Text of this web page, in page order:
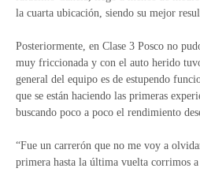
la cuarta ubicación, siendo su mejor
Posteriormente, en Clase 3 Posco no
muy friccionada y con el auto herido
general del equipo es de estupendo
que se están haciendo las primeras
buscando poco a poco el rendimiento
“Fue un carrerón que no me voy a
primera hasta la última vuelta corrimos